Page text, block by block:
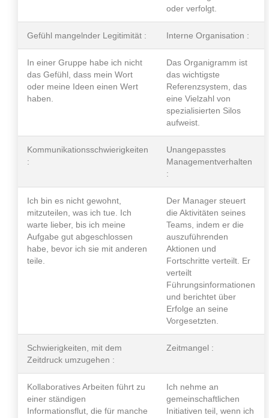
oder verfolgt.
Gefühl mangelnder Legitimität : Interne Organisation :
In einer Gruppe habe ich nicht
das Gefühl, dass mein Wort
oder meine Ideen einen Wert
haben.
Das Organigramm ist
das wichtigste
Referenzsystem, das
eine Vielzahl von
spezialisierten Silos
aufweist.
Kommunikationsschwierigkeiten
:
Unangepasstes
Managementverhalten
:
Ich bin es nicht gewohnt,
mitzuteilen, was ich tue. Ich
warte lieber, bis ich meine
Aufgabe gut abgeschlossen
habe, bevor ich sie mit anderen
teile.
Der Manager steuert
die Aktivitäten seines
Teams, indem er die
auszuführenden
Aktionen und
Fortschritte verteilt. Er
verteilt
Führungsinformationen
und berichtet über
Erfolge an seine
Vorgesetzten.
Schwierigkeiten, mit dem
Zeitdruck umzugehen :
Zeitmangel :
Kollaboratives Arbeiten führt zu
einer ständigen
Informationsflut, die für manche
Ich nehme an
gemeinschaftlichen
Initiativen teil, wenn ich